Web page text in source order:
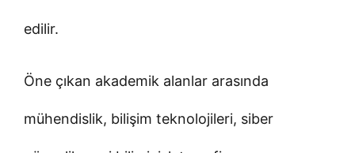
edilir.
Öne çıkan akademik alanlar arasında
mühendislik, bilişim teknolojileri, siber